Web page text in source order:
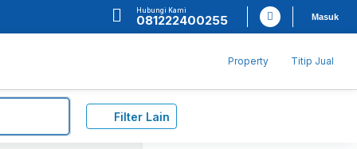
Hubungi Kami
081222400255 Masuk
Property Titip Jual
Filter Lain